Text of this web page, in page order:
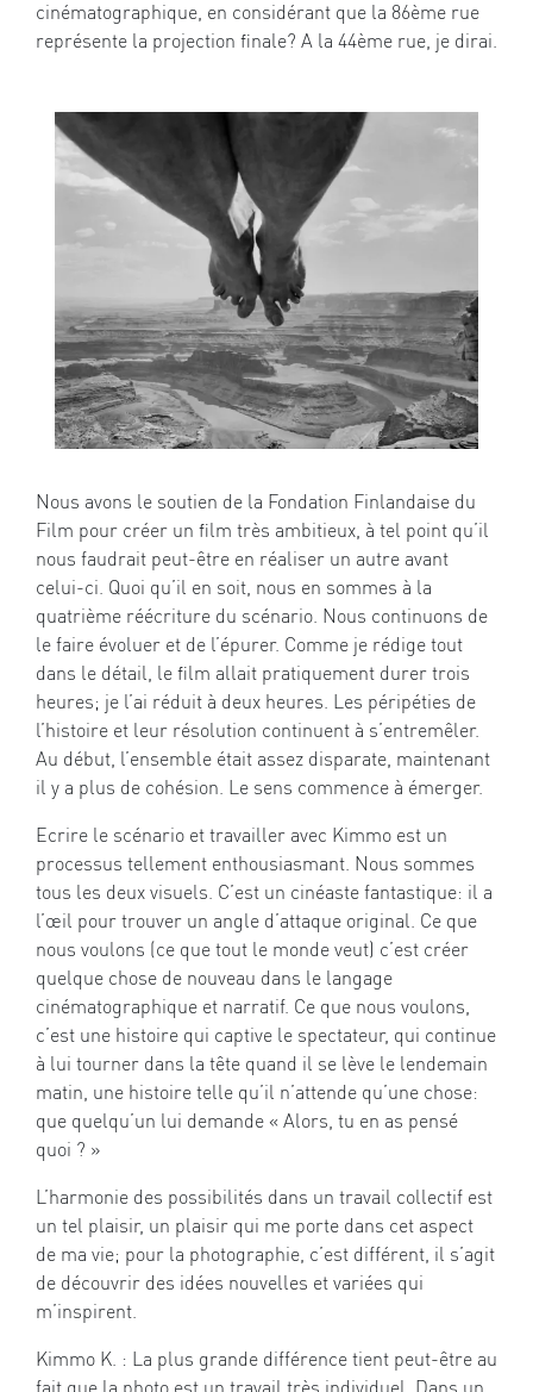
cinématographique, en considérant que la 86ème rue
représente la projection finale? A la 44ème rue, je dirai.
Nous avons le soutien de la Fondation Finlandaise du
Film pour créer un film très ambitieux, à tel point qu’il
nous faudrait peut-être en réaliser un autre avant
celui-ci. Quoi qu’il en soit, nous en sommes à la
quatrième réécriture du scénario. Nous continuons de
le faire évoluer et de l’épurer. Comme je rédige tout
dans le détail, le film allait pratiquement durer trois
heures; je l’ai réduit à deux heures. Les péripéties de
l’histoire et leur résolution continuent à s’entremêler.
Au début, l’ensemble était assez disparate, maintenant
il y a plus de cohésion. Le sens commence à émerger.
Ecrire le scénario et travailler avec Kimmo est un
processus tellement enthousiasmant. Nous sommes
tous les deux visuels. C’est un cinéaste fantastique: il a
l’œil pour trouver un angle d’attaque original. Ce que
nous voulons (ce que tout le monde veut) c’est créer
quelque chose de nouveau dans le langage
cinématographique et narratif. Ce que nous voulons,
c’est une histoire qui captive le spectateur, qui continue
à lui tourner dans la tête quand il se lève le lendemain
matin, une histoire telle qu’il n’attende qu’une chose:
que quelqu’un lui demande « Alors, tu en as pensé
quoi ? »
L’harmonie des possibilités dans un travail collectif est
un tel plaisir, un plaisir qui me porte dans cet aspect
de ma vie; pour la photographie, c’est différent, il s’agit
de découvrir des idées nouvelles et variées qui
m’inspirent.
Kimmo K. : La plus grande différence tient peut-être au
fait que la photo est un travail très individuel. Dans un